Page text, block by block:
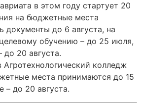
в этом году стартует 20
на бюджетные места
документы до 6 августа, на
обучению – до 25 июля,
до 20 августа.
колледж
места принимаются до 15
– до 20 августа.